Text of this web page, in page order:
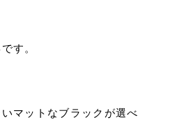
す。
マットなブラックが選べ